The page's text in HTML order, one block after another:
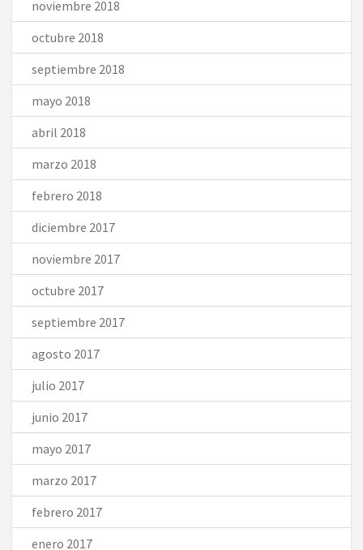
noviembre 2018
octubre 2018
septiembre 2018
mayo 2018
abril 2018
marzo 2018
febrero 2018
diciembre 2017
noviembre 2017
octubre 2017
septiembre 2017
agosto 2017
julio 2017
junio 2017
mayo 2017
marzo 2017
febrero 2017
enero 2017